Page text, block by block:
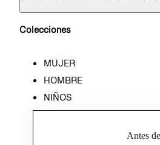
Colecciones
MUJER
HOMBRE
NIÑOS
HOME
Antes